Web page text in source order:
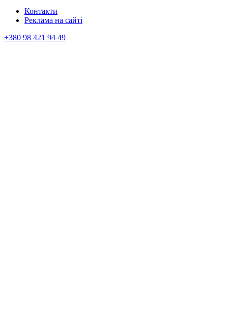
Контакти
Реклама на сайтi
+380 98 421 94 49